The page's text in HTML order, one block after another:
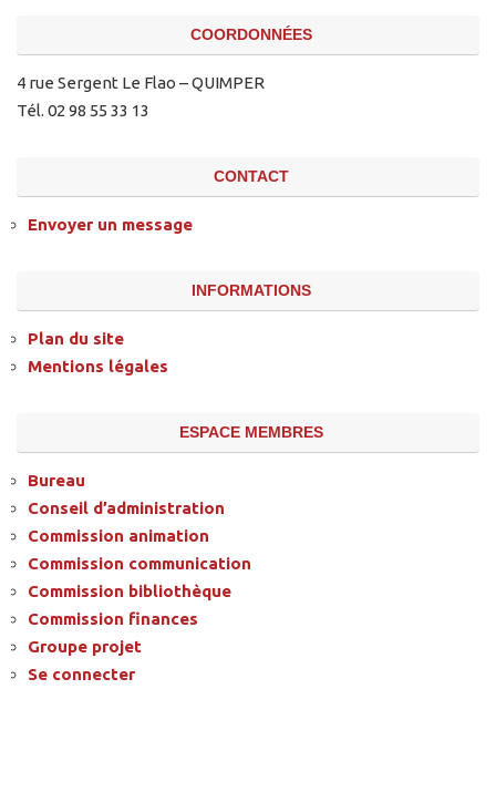
COORDONNÉES
4 rue Sergent Le Flao – QUIMPER
Tél. 02 98 55 33 13
CONTACT
Envoyer un message
INFORMATIONS
Plan du site
Mentions légales
ESPACE MEMBRES
Bureau
Conseil d’administration
Commission animation
Commission communication
Commission bibliothèque
Commission finances
Groupe projet
Se connecter